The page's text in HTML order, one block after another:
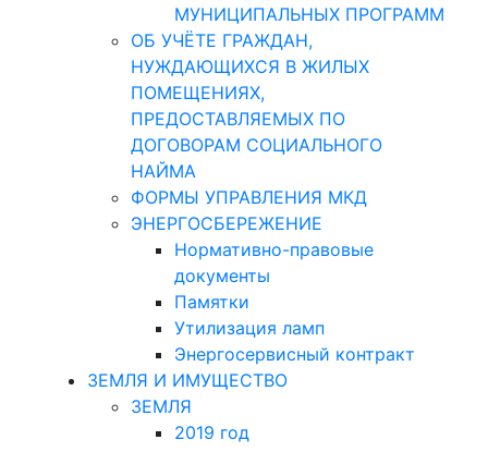
МУНИЦИПАЛЬНЫХ ПРОГРАММ
ОБ УЧЁТЕ ГРАЖДАН,
НУЖДАЮЩИХСЯ В ЖИЛЫХ
ПОМЕЩЕНИЯХ,
ПРЕДОСТАВЛЯЕМЫХ ПО
ДОГОВОРАМ СОЦИАЛЬНОГО
НАЙМА
ФОРМЫ УПРАВЛЕНИЯ МКД
ЭНЕРГОСБЕРЕЖЕНИЕ
Нормативно-правовые
документы
Памятки
Утилизация ламп
Энергосервисный контракт
ЗЕМЛЯ И ИМУЩЕСТВО
ЗЕМЛЯ
2019 год